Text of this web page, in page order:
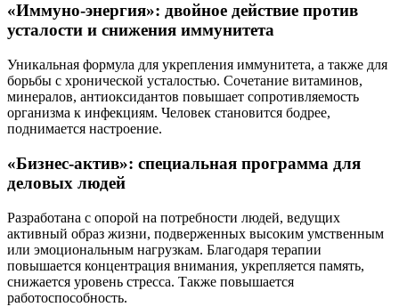
«Иммуно-энергия»: двойное действие против
усталости и снижения иммунитета
Уникальная формула для укрепления иммунитета, а также для
борьбы с хронической усталостью. Сочетание витаминов,
минералов, антиоксидантов повышает сопротивляемость
организма к инфекциям. Человек становится бодрее,
поднимается настроение.
«Бизнес-актив»: специальная программа для
деловых людей
Разработана с опорой на потребности людей, ведущих
активный образ жизни, подверженных высоким умственным
или эмоциональным нагрузкам. Благодаря терапии
повышается концентрация внимания, укрепляется память,
снижается уровень стресса. Также повышается
работоспособность.